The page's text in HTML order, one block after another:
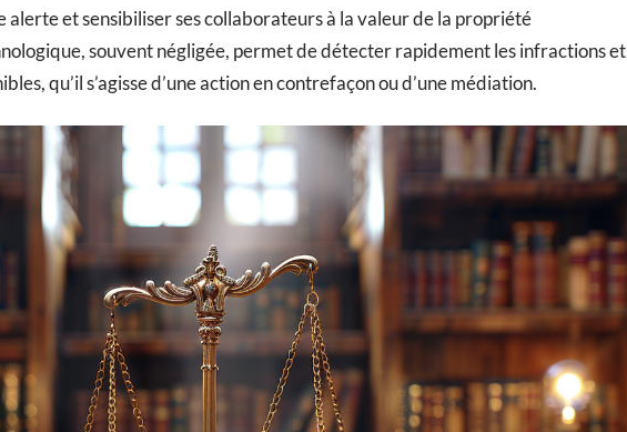
alerte et sensibiliser ses collaborateurs à la valeur de la propriété
souvent négligée, permet de détecter rapidement les infractions et
qu’il s’agisse d’une action en contrefaçon ou d’une médiation.